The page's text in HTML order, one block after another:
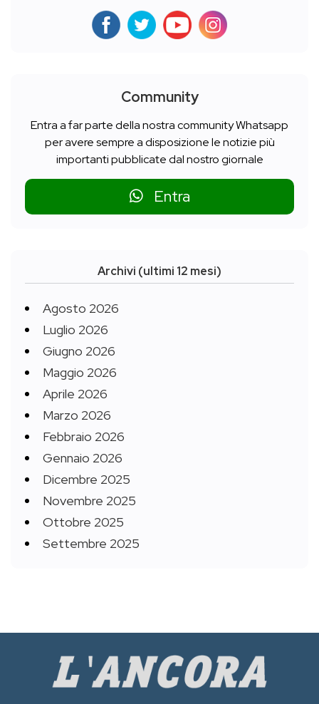
Community
Entra a far parte della nostra community Whatsapp
per avere sempre a disposizione le notizie più
importanti pubblicate dal nostro giornale
Entra
Archivi (ultimi 12 mesi)
Agosto 2026
Luglio 2026
Giugno 2026
Maggio 2026
Aprile 2026
Marzo 2026
Febbraio 2026
Gennaio 2026
Dicembre 2025
Novembre 2025
Ottobre 2025
Settembre 2025